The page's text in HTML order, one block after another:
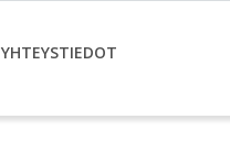
YHTEYSTIEDOT